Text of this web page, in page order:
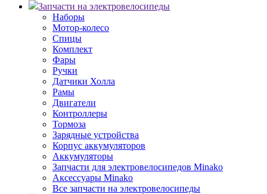
Запчасти на электровелосипеды
Наборы
Мотор-колесо
Спицы
Комплект
Фары
Ручки
Датчики Холла
Рамы
Двигатели
Контроллеры
Тормоза
Зарядные устройства
Корпус аккумуляторов
Аккумуляторы
Запчасти для электровелосипедов Minako
Аксессуары Minako
Все запчасти на электровелосипеды